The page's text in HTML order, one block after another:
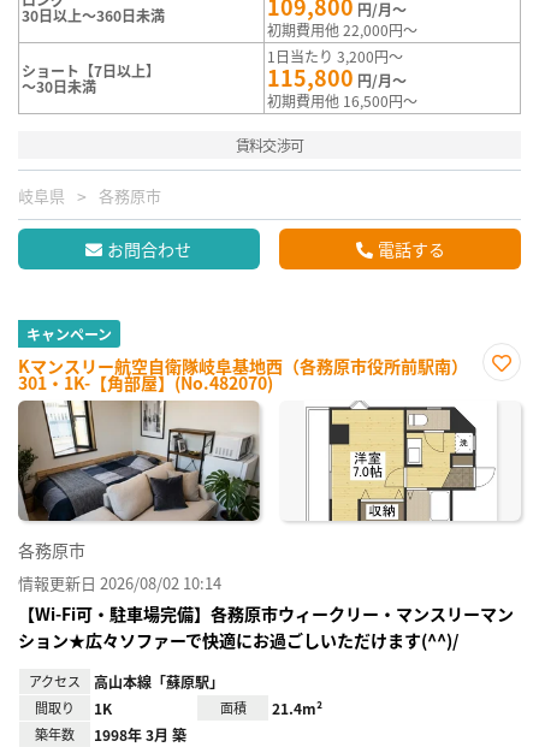
30日以上～360日未満
円/月～
初期費用他 22,000円～
ショート【7日以上】
～30日未満
1日当たり 3,200円～
115,800 円/月～
初期費用他 16,500円～
賃料交渉可
岐阜県 各務原市
お問合わせ 電話する
キャンペーン
Kマンスリー航空自衛隊岐阜基地西（各務原市役所前駅南）
301・1K-【角部屋】(No.482070)
に入
各務原市
情報更新日 2026/08/02 10:14
【Wi-Fi可・駐車場完備】各務原市ウィークリー・マンスリーマン
ション★広々ソファーで快適にお過ごしいただけます(^^)/
アクセス 高山本線「蘇原駅」
間取り 1K 面積 21.4m²
築年数 1998年 3月 築